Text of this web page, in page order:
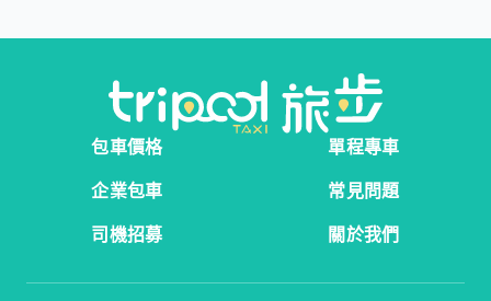
包車價格
單程專車
企業包車
常見問題
司機招募
關於我們